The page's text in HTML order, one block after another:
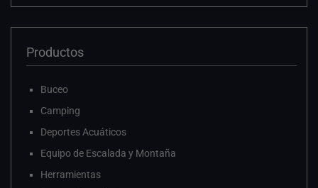
Productos
Buceo
Camping
Deportes Acuáticos
Equipo de Escalada y Montaña
Herramientas